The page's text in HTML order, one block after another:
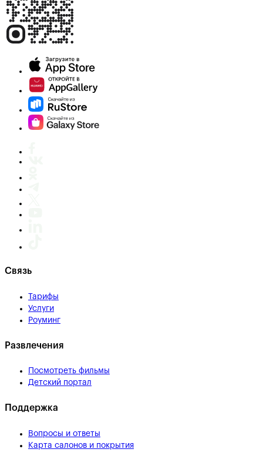
Связь
Тарифы
Услуги
Роуминг
Развлечения
Посмотреть фильмы
Детский портал
Поддержка
Вопросы и ответы
Карта салонов и покрытия